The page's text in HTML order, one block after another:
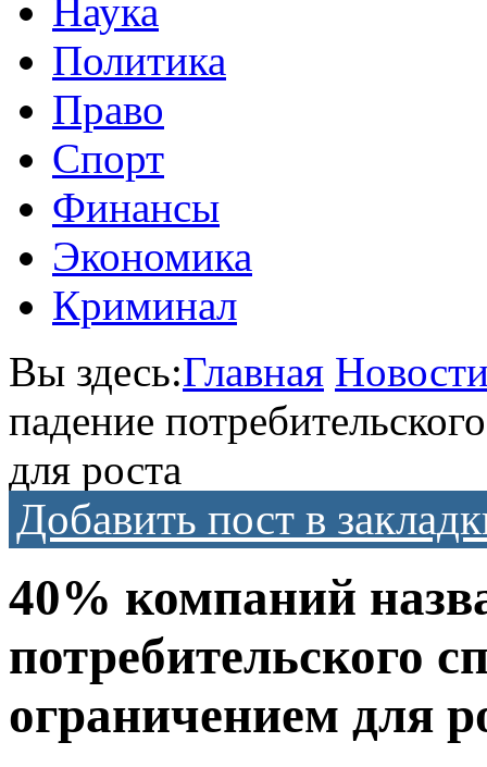
Наука
Политика
Право
Спорт
Финансы
Экономика
Криминал
Вы здесь:Главная
падение
для роста
Добавить пост в
40% компаний
потребительского
ограничением для